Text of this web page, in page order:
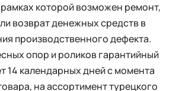
которой возможен ремонт,
возврат денежных средств в
производственного дефекта.
опор и роликов гарантийный
14 календарных дней с момента
на ассортимент турецкого